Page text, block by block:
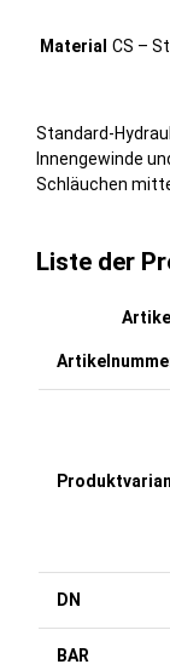
Material CS –
Standard-
Innengewinde
Schläuchen
Liste der